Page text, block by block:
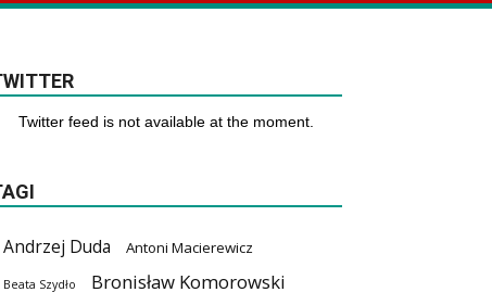
Twitter feed is not available at the moment.
Andrzej Duda Antoni Macierewicz
Beata Szydło Bronisław Komorowski